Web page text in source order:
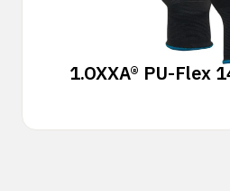
1.OXXA® PU-Flex